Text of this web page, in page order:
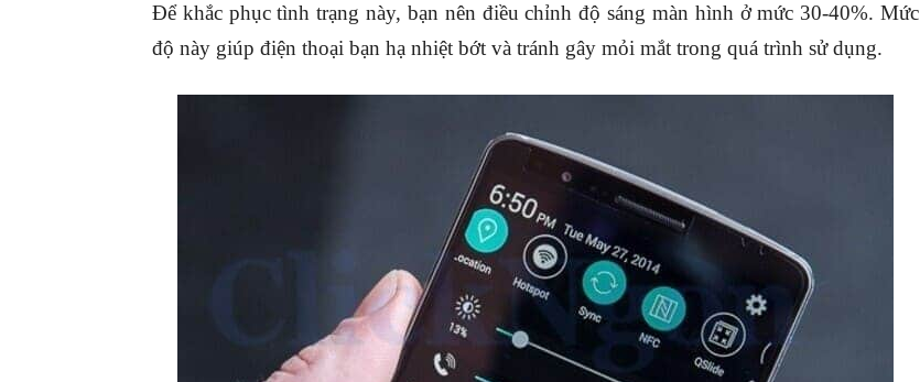
Để khắc phục tình trạng này, bạn nên điều chỉnh độ sáng màn hình ở mức 30-40%. Mức
độ này giúp điện thoại bạn hạ nhiệt bớt và tránh gây mỏi mắt trong quá trình sử dụng.